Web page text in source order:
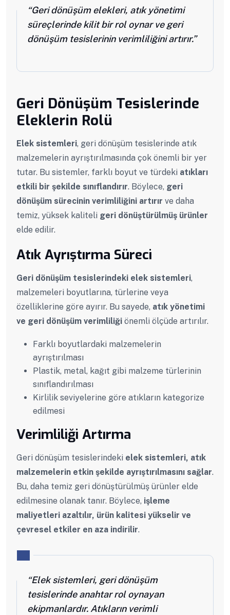
“Geri dönüşüm elekleri, atık yönetimi
süreçlerinde kilit bir rol oynar ve geri
dönüşüm tesislerinin verimliliğini artırır.”
Geri Dönüşüm Tesislerinde
Eleklerin Rolü
Elek sistemleri, geri dönüşüm tesislerinde atık
malzemelerin ayrıştırılmasında çok önemli bir yer
tutar. Bu sistemler, farklı boyut ve türdeki atıkları
etkili bir şekilde sınıflandırır. Böylece, geri
dönüşüm sürecinin verimliliğini artırır ve daha
temiz, yüksek kaliteli geri dönüştürülmüş ürünler
elde edilir.
Atık Ayrıştırma Süreci
Geri dönüşüm tesislerindeki elek sistemleri,
malzemeleri boyutlarına, türlerine veya
özelliklerine göre ayırır. Bu sayede, atık yönetimi
ve geri dönüşüm verimliliği önemli ölçüde artırılır.
Farklı boyutlardaki malzemelerin
ayrıştırılması
Plastik, metal, kağıt gibi malzeme türlerinin
sınıflandırılması
Kirlilik seviyelerine göre atıkların kategorize
edilmesi
Verimliliği Artırma
Geri dönüşüm tesislerindeki elek sistemleri, atık
malzemelerin etkin şekilde ayrıştırılmasını sağlar.
Bu, daha temiz geri dönüştürülmüş ürünler elde
edilmesine olanak tanır. Böylece, işleme
maliyetleri azaltılır, ürün kalitesi yükselir ve
çevresel etkiler en aza indirilir.
“Elek sistemleri, geri dönüşüm
tesislerinde anahtar rol oynayan
ekipmanlardır. Atıkların verimli